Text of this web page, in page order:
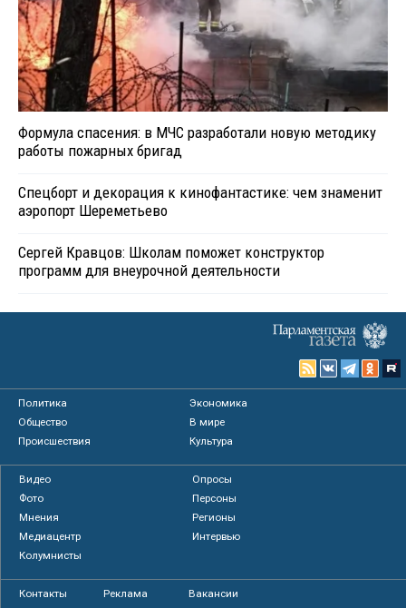
Формула спасения: в МЧС разработали новую методику
работы пожарных бригад
Спецборт и декорация к кинофантастике: чем знаменит
аэропорт Шереметьево
Сергей Кравцов: Школам поможет конструктор
программ для внеурочной деятельности
Политика
Экономика
Общество
В мире
Происшествия
Культура
Видео
Опросы
Фото
Персоны
Мнения
Регионы
Медиацентр
Интервью
Колумнисты
Контакты Реклама Вакансии